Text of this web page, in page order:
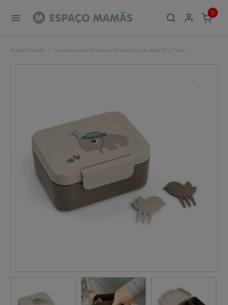
0
ITEMS
Espaço Mamãs Lancheira com Divisória e Palitos Done by Deer Tiny Trails